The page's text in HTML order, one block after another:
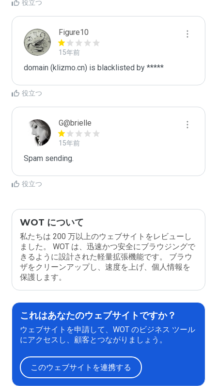
役立つ
Figure10
15年前
domain (klizmo.cn) is blacklisted by *****
役立つ
G@brielle
15年前
Spam sending.
役立つ
WOT について
私たちは 200 万以上のウェブサイトをレビューし
ました。 WOT は、迅速かつ安全にブラウジングで
きるように設計された軽量拡張機能です。 ブラウ
ザをクリーンアップし、速度を上げ、個人情報を
保護します。
これはあなたのウェブサイトですか？
ウェブサイトを申請して、WOT のビジネス ツール
にアクセスし、顧客とつながりましょう。
このウェブサイトを連携する